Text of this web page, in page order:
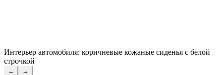
Интерьер автомобиля: коричневые кожаные сиденья с белой
строчкой
← →